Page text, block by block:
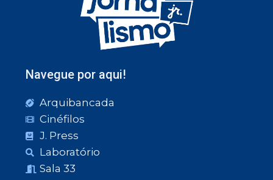
Navegue por aqui!
Arquibancada
Cinéfilos
J. Press
Laboratório
Sala 33